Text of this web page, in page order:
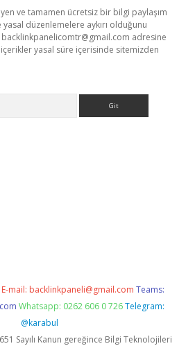
ve tamamen ücretsiz bir bilgi paylaşım
düzenlemelere aykırı olduğunu
backlinkpanelicomtr@gmail.com adresine
yasal süre içerisinde sitemizden
E-mail: backlinkpaneli@gmail.com Teams:
Whatsapp: 0262 606 0 726 Telegram:
@karabul
Sayılı Kanun gereğince Bilgi Teknolojileri